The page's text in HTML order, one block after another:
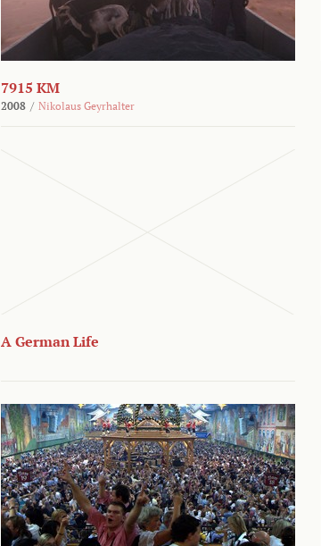
7915 KM
2008 / Nikolaus Geyrhalter
A German Life